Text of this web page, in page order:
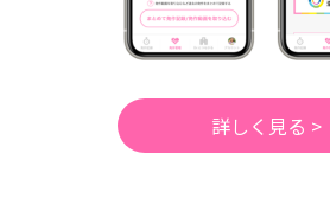
詳しく見る >